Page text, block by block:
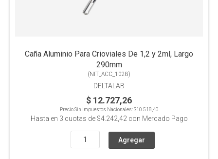
Caña Aluminio Para Crioviales De 1,2 y 2ml, Largo
290mm
( NIT_ACC_1028)
DELTALAB
$ 12.727,26
Precio Sin Impuestos Nacionales:$10.518,40
Hasta en 3 cuotas de $4.242,42con Mercado Pago